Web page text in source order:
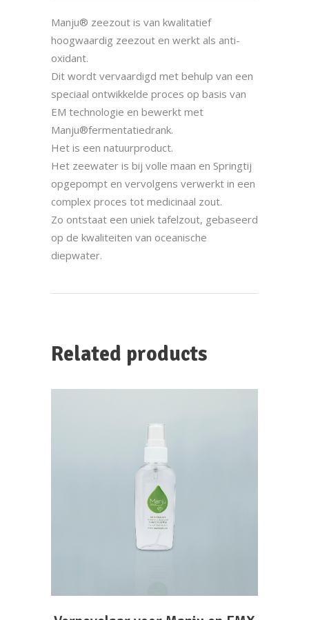
Manju® zeezout is van kwalitatief
hoogwaardig zeezout en werkt als anti-
oxidant.
Dit wordt vervaardigd met behulp van een
speciaal ontwikkelde proces op basis van
EM technologie en bewerkt met
Manju®fermentatiedrank.
Het is een natuurproduct.
Het zeewater is bij volle maan en Springtij
opgepompt en vervolgens verwerkt in een
complex proces tot medicinaal zout.
Zo ontstaat een uniek tafelzout, gebaseerd
op de kwaliteiten van oceanische
diepwater.
Related products
ADD TO CART